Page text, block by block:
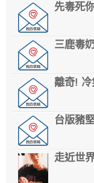
先毒死
三鹿毒
離奇!
台版豬
走近世